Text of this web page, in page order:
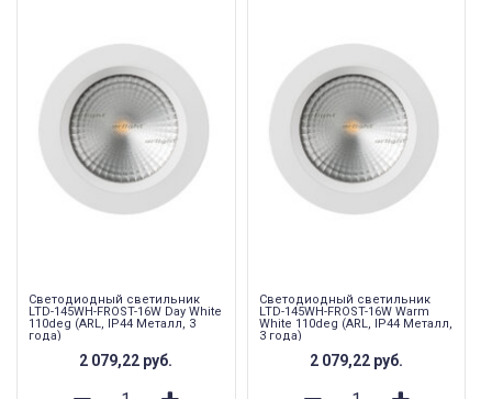
Светодиодный светильник
LTD-145WH-FROST-16W Day White
110deg (ARL, IP44 Металл, 3
года)
2 079,22 руб.
Светодиодный светильник
LTD-145WH-FROST-16W Warm
White 110deg (ARL, IP44 Металл,
3 года)
2 079,22 руб.